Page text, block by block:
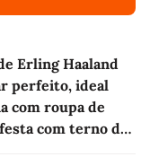
Erling Haaland
perfeito, ideal
com roupa de
com terno de